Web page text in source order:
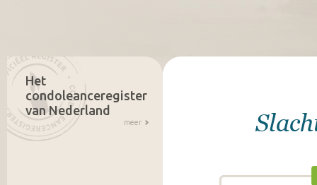
Het
condoleanceregister
van Nederland
meer